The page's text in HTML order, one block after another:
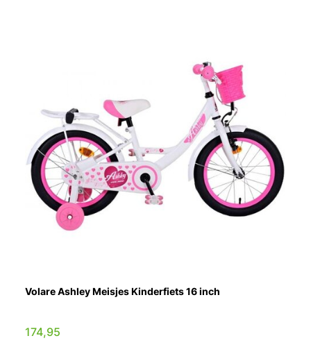
Volare Ashley Meisjes Kinderfiets 16 inch
174,95